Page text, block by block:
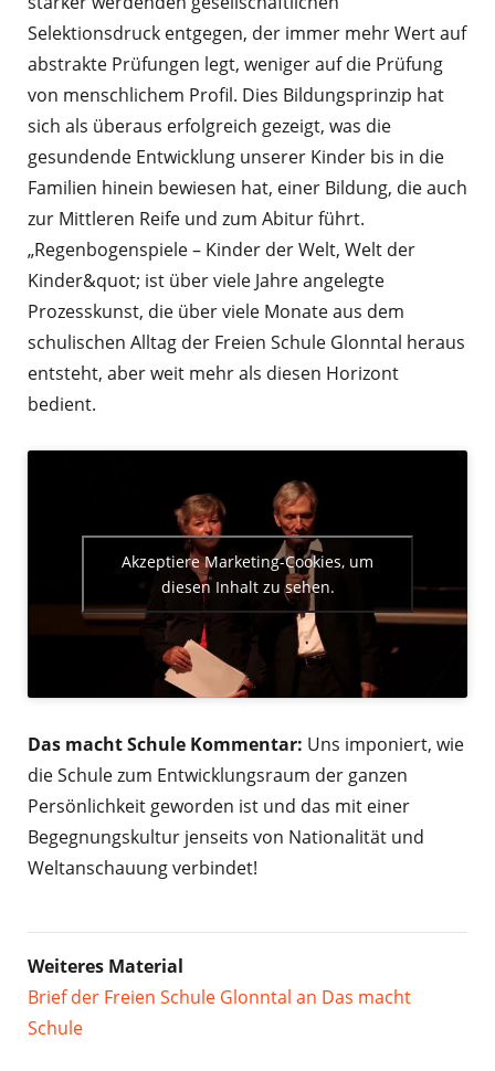
Selektionsdruck entgegen, der immer mehr Wert auf
abstrakte Prüfungen legt, weniger auf die Prüfung
von menschlichem Profil. Dies Bildungsprinzip hat
sich als überaus erfolgreich gezeigt, was die
gesundende Entwicklung unserer Kinder bis in die
Familien hinein bewiesen hat, einer Bildung, die auch
zur Mittleren Reife und zum Abitur führt.
„Regenbogenspiele – Kinder der Welt, Welt der
Kinder&quot; ist über viele Jahre angelegte
Prozesskunst, die über viele Monate aus dem
schulischen Alltag der Freien Schule Glonntal heraus
entsteht, aber weit mehr als diesen Horizont
bedient.
Akzeptiere Marketing-Cookies, um
diesen Inhalt zu sehen.
Das macht Schule Kommentar: Uns imponiert, wie
die Schule zum Entwicklungsraum der ganzen
Persönlichkeit geworden ist und das mit einer
Begegnungskultur jenseits von Nationalität und
Weltanschauung verbindet!
Weiteres Material
Brief der Freien Schule Glonntal an Das macht
Schule